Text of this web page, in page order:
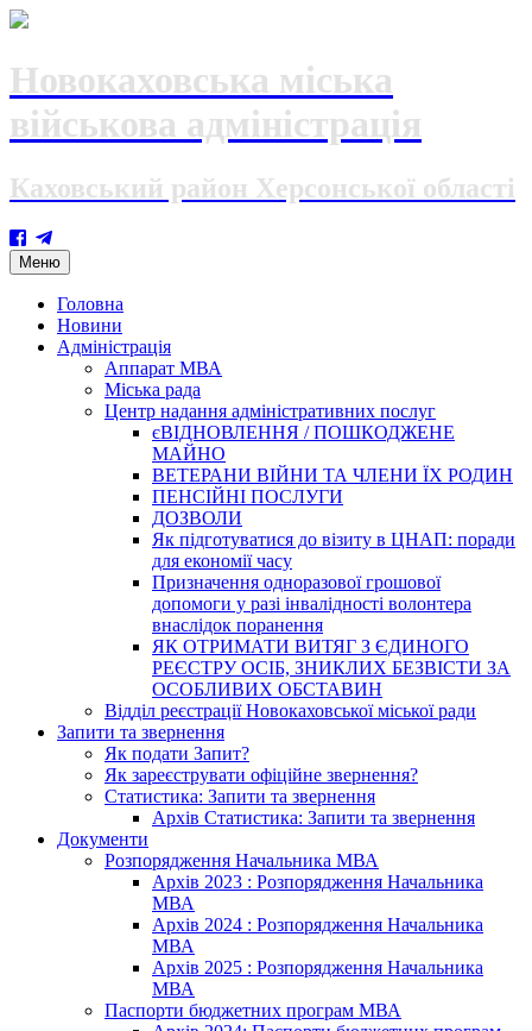
Новокаховська міська
військова адміністрація
Каховський район Херсонської області
Меню Skip
to
content
Головна
Новини
Адміністрація
Аппарат МВА
Міська рада
Центр надання адміністративних послуг
єВІДНОВЛЕННЯ / ПОШКОДЖЕНЕ
МАЙНО
ВЕТЕРАНИ ВІЙНИ ТА ЧЛЕНИ ЇХ РОДИН
ПЕНСІЙНІ ПОСЛУГИ
ДОЗВОЛИ
Як підготуватися до візиту в ЦНАП: поради
для економії часу
Призначення одноразової грошової
допомоги у разі інвалідності волонтера
внаслідок поранення
ЯК ОТРИМАТИ ВИТЯГ З ЄДИНОГО
РЕЄСТРУ ОСІБ, ЗНИКЛИХ БЕЗВІСТИ ЗА
ОСОБЛИВИХ ОБСТАВИН
Відділ реєстрації Новокаховської міської ради
Запити та звернення
Як подати Запит?
Як зареєструвати офіційне звернення?
Статистика: Запити та звернення
Архів Статистика: Запити та звернення
Документи
Розпорядження Начальника МВА
Архів 2023 : Розпорядження Начальника
МВА
Архів 2024 : Розпорядження Начальника
МВА
Архів 2025 : Розпорядження Начальника
МВА
Паспорти бюджетних програм МВА